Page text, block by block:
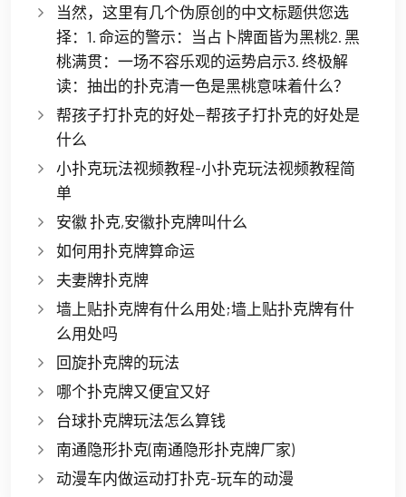
当然，这里有几个伪原创的中文标题供您选
择：1. 命运的警示：当占卜牌面皆为黑桃2. 黑
桃满贯：一场不容乐观的运势启示3. 终极解
读：抽出的扑克清一色是黑桃意味着什么？
帮孩子打扑克的好处—帮孩子打扑克的好处是
什么
小扑克玩法视频教程-小扑克玩法视频教程简
单
安徽 扑克,安徽扑克牌叫什么
如何用扑克牌算命运
夫妻牌扑克牌
墙上贴扑克牌有什么用处;墙上贴扑克牌有什
么用处吗
回旋扑克牌的玩法
哪个扑克牌又便宜又好
台球扑克牌玩法怎么算钱
南通隐形扑克(南通隐形扑克牌厂家)
动漫车内做运动打扑克-玩车的动漫